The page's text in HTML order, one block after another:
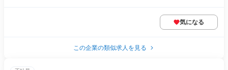
気になる
この企業の類似求人を見る